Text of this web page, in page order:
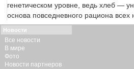
генетическом уровне, ведь хлеб —
основа повседневного рациона всех
Новости
Все новости
В мире
Фото
Новости партнеров